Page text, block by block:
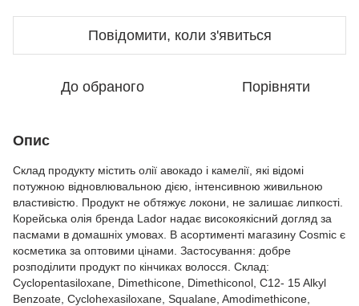
Повідомити, коли з'явиться
До обраного Порівняти
Опис
Склад продукту містить олії авокадо і камелії, які відомі
потужною відновлювальною дією, інтенсивною живильною
властивістю. Продукт не обтяжує локони, не залишає липкості.
Корейська олія бренда Lador надає високоякісний догляд за
пасмами в домашніх умовах. В асортименті магазину Cosmic є
косметика за оптовими цінами. Застосування: добре
розподілити продукт по кінчиках волосся. Склад:
Cyclopentasiloxane, Dimethicone, Dimethiconol, C12- 15 Alkyl
Benzoate, Cyclohexasiloxane, Squalane, Amodimethicone,